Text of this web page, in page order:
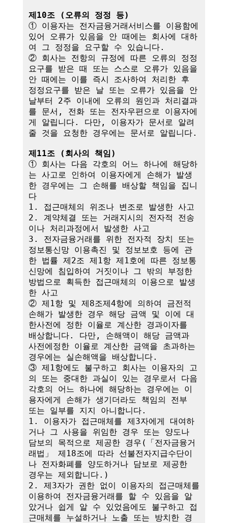
제10조 (오류의 정정 등)
① 이용자는 전자금융거래서비스를 이용함에
있어 오류가 있음을 안 때에는 회사에 대하
여 그 정정을 요구할 수 있습니다.
② 회사는 전항의 규정에 따른 오류의 정정
요구를 받은 때 또는 스스로 오류가 있음을
안 때에는 이를 즉시 조사하여 처리한 후
정정요구를 받은 날 또는 오류가 있음을 안
날부터 2주 이내에 오류의 원인과 처리결과
를 문서, 전화 또는 전자우편으로 이용자에
게 알립니다. 다만, 이용자가 문서로 알려
줄 것을 요청한 경우에는 문서로 알립니다.
제11조 (회사의 책임)
① 회사는 다음 각호의 어느 하나에 해당하
는 사고로 인하여 이용자에게 손해가 발생
한 경우에는 그 손해를 배상할 책임을 집니
다
1. 접근매체의 위조나 변조로 발생한 사고
2. 계약체결 또는 거래지시의 전자적 전송
이나 처리과정에서 발생한 사고
3. 전자금융거래를 위한 전자적 장치 또는
정보통신망 이용촉진 및 정보보호 등에 관
한 법률 제2조 제1항 제1호에 따른 정보통
신망에 침입하여 거짓이나 그 밖의 부정한
방법으로 획득한 접근매체의 이용으로 발생
한 사고
② 제1항 및 제8조제4항에 의하여 금전적
손해가 발생한 경우 해당 금액 및 이에 대
한사전에 정한 이율로 계산한 경과이자를
배상합니다. 다만, 손해액이 해당 금액과
사전에정한 이율로 계산한 금액을 초과하는
경우에는 실손해액을 배상합니다.
③ 제1항에도 불구하고 회사는 이용자의 고
의 또는 중대한 과실이 있는 경우로서 다음
각호의 어느 하나에 해당하는 경우에는 이
용자에게 손해가 생기더라도 책임의 전부
또는 일부를 지지 아니합니다.
1. 이용자가 접근매체를 제3자에게 대여하
거나 그 사용을 위임한 경우 또는 양도나
담보의 목적으로 제공한 경우(「전자금융거
래법」 제18조에 따라 선불전자지급수단이
나 전자화폐를 양도하거나 담보로 제공한
경우는 제외합니다.)
2. 제3자가 권한 없이 이용자의 접근매체를
이용하여 전자금융거래를 할 수 있음을 알
았거나 쉽게 알 수 있었음에도 불구하고 접
근매체를 누설하거나 노출 또는 방치한 경